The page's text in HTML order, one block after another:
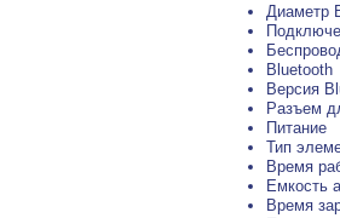
Диаметр
Bluetooth
Версия
Разъем
Питание
Тип
Время
Емкость
Время